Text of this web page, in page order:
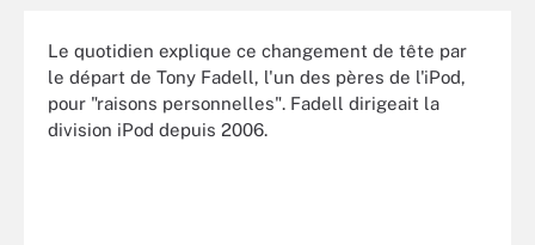
Le quotidien explique ce changement de tête par
le départ de Tony Fadell, l'un des pères de l'iPod,
pour "raisons personnelles". Fadell dirigeait la
division iPod depuis 2006.